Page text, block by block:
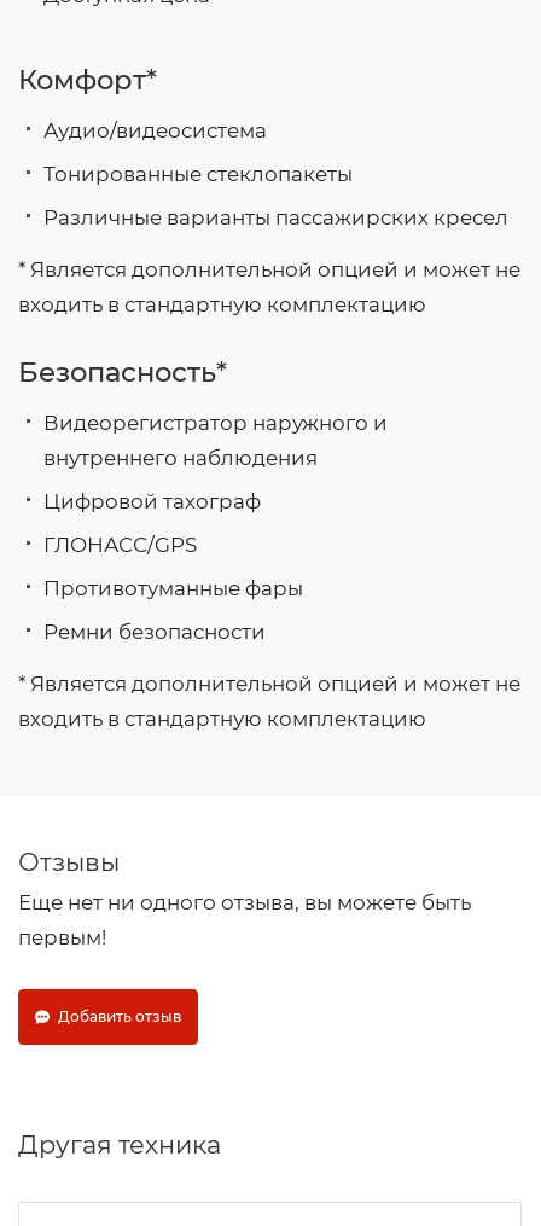
Комфорт*
Аудио/видеосистема
Тонированные стеклопакеты
Различные варианты пассажирских кресел
* Является дополнительной опцией и может не
входить в стандартную комплектацию
Безопасность*
Видеорегистратор наружного и
внутреннего наблюдения
Цифровой тахограф
ГЛОНАСС/GPS
Противотуманные фары
Ремни безопасности
* Является дополнительной опцией и может не
входить в стандартную комплектацию
Отзывы
Еще нет ни одного отзыва, вы можете быть
первым!
Добавить отзыв
Другая техника